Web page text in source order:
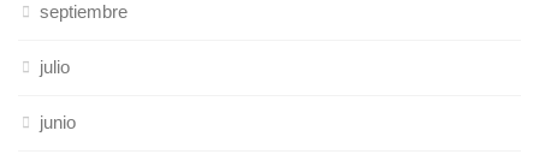
septiembre
julio
junio